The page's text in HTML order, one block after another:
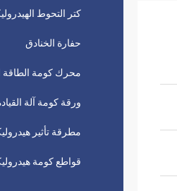
كتر التحوط
حفارة الخنادق
محرك كومة الطاقة
ورقة كومة آلة
مطرقة تأثير
قواطع كومة